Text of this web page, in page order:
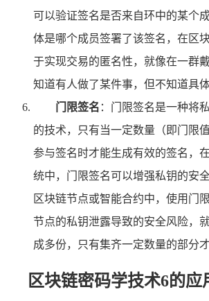
可以验证签名是否来自环中的某个
体是哪个成员签署了该签名，在区
于实现交易的匿名性，就像在一群
知道有人做了某件事，但不知道具体
门限签名 ：门限签名是一种将
的技术，只有当一定数量（即门限
参与签名时才能生成有效的签名，
统中，门限签名可以增强私钥的安
区块链节点或智能合约中，使用门
节点的私钥泄露导致的安全风险，
成多份，只有集齐一定数量的部分
区块链密码学技术6的应